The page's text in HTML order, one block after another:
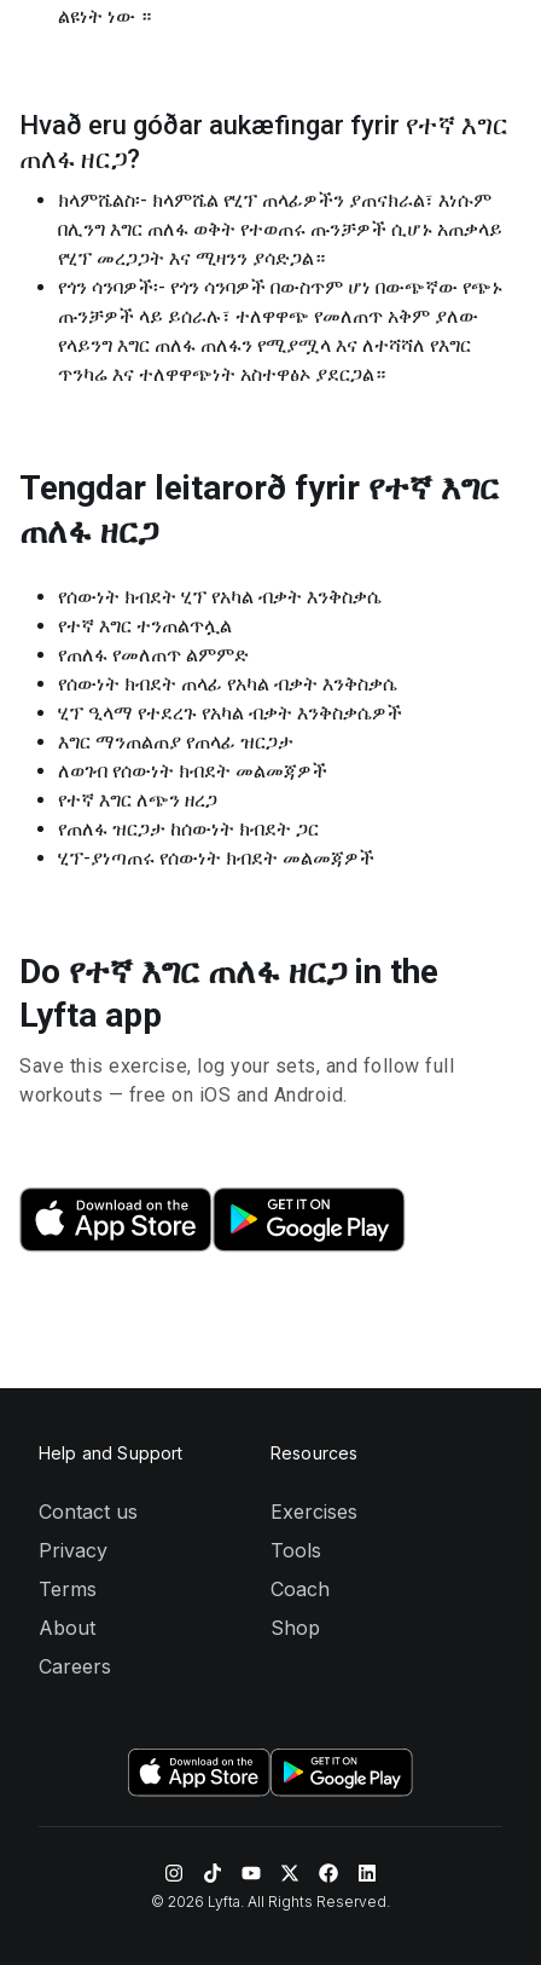
ልዩነት ነው ።
Hvað eru góðar aukæfingar fyrir የተኛ እግር
ጠለፋ ዘርጋ?
ክላምሼልስ፡- ክላምሼል የሂፕ ጠላፊዎችን ያጠናክራል፣ እነሱም
በሊንግ እግር ጠለፋ ወቅት የተወጠሩ ጡንቻዎች ሲሆኑ አጠቃላይ
የሂፕ መረጋጋት እና ሚዛንን ያሳድጋል።
የጎን ሳንባዎች፡- የጎን ሳንባዎች በውስጥም ሆነ በውጭኛው የጭኑ
ጡንቻዎች ላይ ይሰራሉ፣ ተለዋዋጭ የመለጠጥ አቅም ያለው
የላይንግ እግር ጠለፋ ጠለፋን የሚያሟላ እና ለተሻሻለ የእግር
ጥንካሬ እና ተለዋዋጭነት አስተዋፅኦ ያደርጋል።
Tengdar leitarorð fyrir የተኛ እግር
ጠለፋ ዘርጋ
የሰውነት ክብደት ሂፕ የአካል ብቃት እንቅስቃሴ
የተኛ እግር ተንጠልጥሏል
የጠለፋ የመለጠጥ ልምምድ
የሰውነት ክብደት ጠላፊ የአካል ብቃት እንቅስቃሴ
ሂፕ ዒላማ የተደረጉ የአካል ብቃት እንቅስቃሴዎች
እግር ማንጠልጠያ የጠላፊ ዝርጋታ
ለወገብ የሰውነት ክብደት መልመጃዎች
የተኛ እግር ለጭን ዘረጋ
የጠለፋ ዝርጋታ ከሰውነት ክብደት ጋር
ሂፕ-ያነጣጠሩ የሰውነት ክብደት መልመጃዎች
Do የተኛ እግር ጠለፋ ዘርጋ in the
Lyfta app
Save this exercise, log your sets, and follow full
workouts — free on iOS and Android.
Help and Support
Contact us
Privacy
Terms
About
Careers
Resources
Exercises
Tools
Coach
Shop
© 2026 Lyfta. All Rights Reserved.